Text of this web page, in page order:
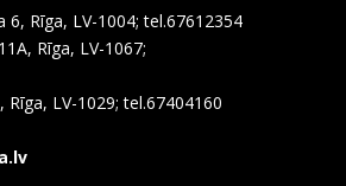
6, Rīga, LV-1004; tel.67612354
Rīga, LV-1067;
Rīga, LV-1029; tel.67404160